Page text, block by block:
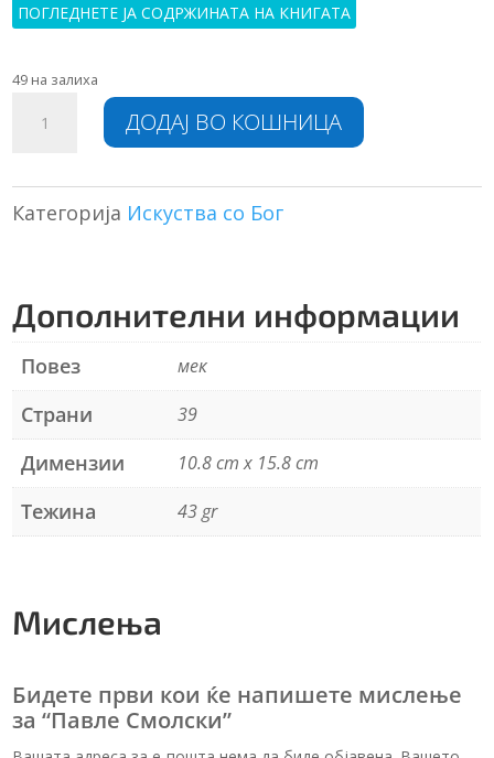
ПОГЛЕДНЕТЕ ЈА СОДРЖИНАТА НА КНИГАТА
49 на залиха
Смолски
ДОДАЈ ВО КОШНИЦА
i
v
Категорија Искуства со Бог
Дополнителни информации
Повез мек
Страни 39
Димензии 10.8 cm x 15.8 cm
Тежина 43 gr
Мислења
Бидете први кои ќе напишете мислење
за “Павле Смолски”